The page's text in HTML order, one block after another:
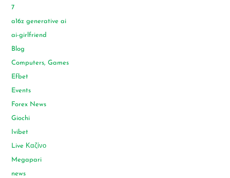
7
a16z generative ai
ai-girlfriend
Blog
Computers, Games
Efbet
Events
Forex News
Giochi
Ivibet
Live Καζίνο
Megapari
news